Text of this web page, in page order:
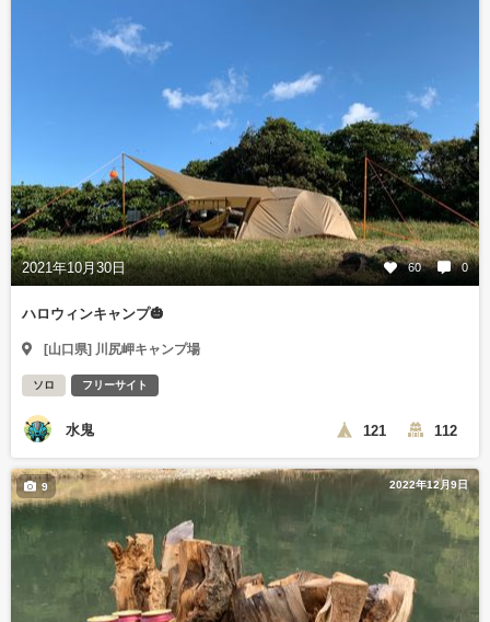
2021年10月30日 60 0
ハロウィンキャンプ🎃
[山口県] 川尻岬キャンプ場
ソロ フリーサイト
水鬼 121 112
2022年12月9日
9